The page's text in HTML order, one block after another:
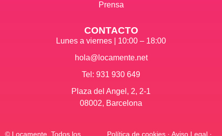
Prensa
CONTACTO
Lunes a viernes | 10:00 – 18:00
hola@locamente.net
Tel: 931 930 649
Plaza del Angel, 2, 2-1
08002, Barcelona
© Locamente. Todos los Política de cookies· Aviso Legal·